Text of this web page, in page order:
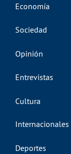
Economía
Sociedad
Opinión
Entrevistas
Cultura
Internacionales
Deportes